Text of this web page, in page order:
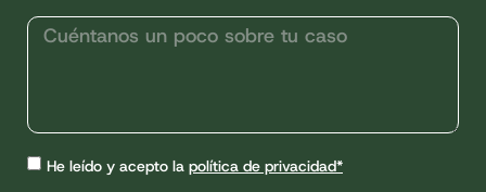
He leído y acepto la política de privacidad*